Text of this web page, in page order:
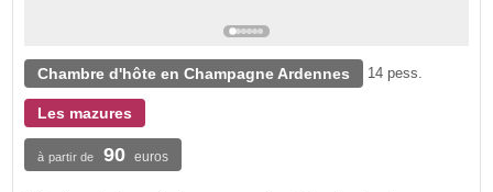
Chambre d'hôte en Champagne Ardennes 14 pess.
Les mazures
à partir de 90 euros